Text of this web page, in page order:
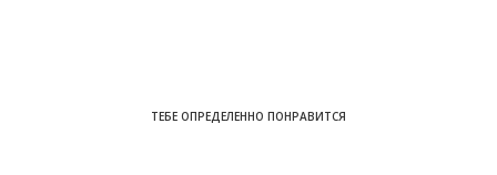
ТЕБЕ ОПРЕДЕЛЕННО ПОНРАВИТСЯ